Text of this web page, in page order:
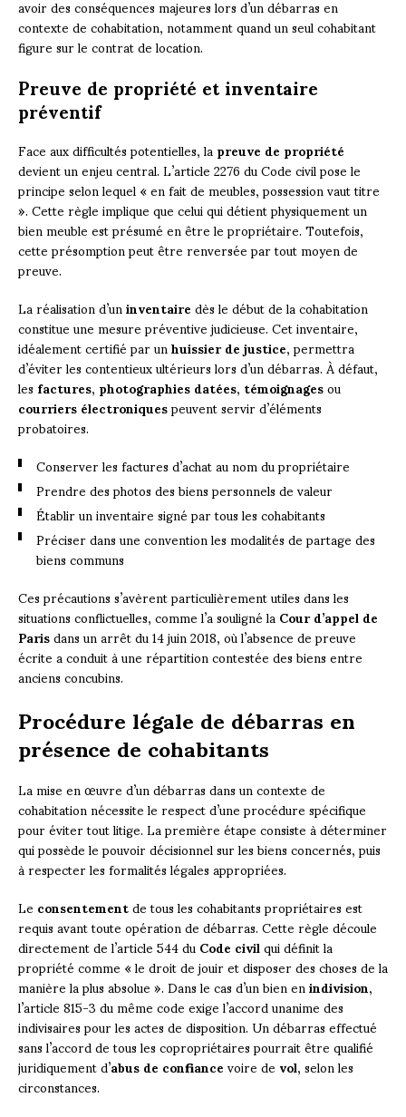
contexte de cohabitation, notamment quand un seul cohabitant
figure sur le contrat de location.
Preuve de propriété et inventaire
préventif
Face aux difficultés potentielles, lapreuve de propriété
devient un enjeu central. L’article 2276 du Code civil pose le
principe selon lequel « en fait de meubles, possession vaut titre
». Cette règle implique que celui qui détient physiquement un
bien meuble est présumé en être le propriétaire. Toutefois,
cette présomption peut être renversée par tout moyen de
preuve.
La réalisation d’uninventairedès le début de la cohabitation
constitue une mesure préventive judicieuse. Cet inventaire,
idéalement certifié par unhuissier de justice, permettra
d’éviter les contentieux ultérieurs lors d’un débarras. À défaut,
lesfactures,photographies datées,témoignagesou
courriers électroniquespeuvent servir d’éléments
probatoires.
Conserver les factures d’achat au nom du propriétaire
Prendre des photos des biens personnels de valeur
Établir un inventaire signé par tous les cohabitants
Préciser dans une convention les modalités de partage des
biens communs
Ces précautions s’avèrent particulièrement utiles dans les
situations conflictuelles, comme l’a souligné laCour d’appel de
Parisdans un arrêt du 14 juin 2018, où l’absence de preuve
écrite a conduit à une répartition contestée des biens entre
anciens concubins.
Procédure légale de débarras en
présence de cohabitants
La mise en œuvre d’un débarras dans un contexte de
cohabitation nécessite le respect d’une procédure spécifique
pour éviter tout litige. La première étape consiste à déterminer
qui possède le pouvoir décisionnel sur les biens concernés, puis
à respecter les formalités légales appropriées.
Leconsentementde tous les cohabitants propriétaires est
requis avant toute opération de débarras. Cette règle découle
directement de l’article 544 duCode civilqui définit la
propriété comme « le droit de jouir et disposer des choses de la
manière la plus absolue ». Dans le cas d’un bien enindivision,
l’article 815-3 du même code exige l’accord unanime des
indivisaires pour les actes de disposition. Un débarras effectué
sans l’accord de tous les copropriétaires pourrait être qualifié
juridiquement d’abus de confiancevoire devol, selon les
circonstances.